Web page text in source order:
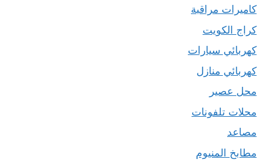
كاميرات مراقبة
كراج الكويت
كهربائي سيارات
كهربائي منازل
محل عصير
محلات تلفونات
مصاعد
مطابخ المنيوم